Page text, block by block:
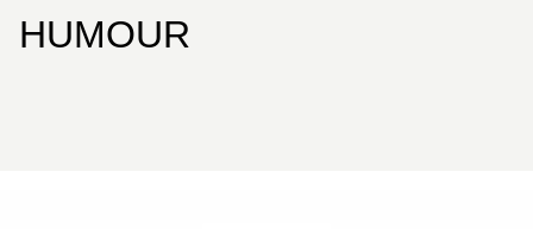
HUMOUR